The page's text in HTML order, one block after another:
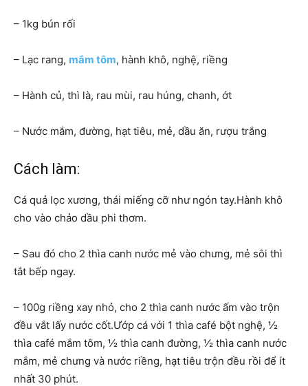
– 1kg bún rối
– Lạc rang, mắm tôm, hành khô, nghệ, riềng
– Hành củ, thì là, rau mùi, rau húng, chanh, ớt
– Nước mắm, đường, hạt tiêu, mẻ, dầu ăn, rượu trắng
Cách làm:
Cá quả lọc xương, thái miếng cỡ như ngón tay.Hành khô
cho vào chảo dầu phi thơm.
– Sau đó cho 2 thìa canh nước mẻ vào chưng, mẻ sôi thì
tắt bếp ngay.
– 100g riềng xay nhỏ, cho 2 thìa canh nước ấm vào trộn
đều vắt lấy nước cốt.Ướp cá với 1 thìa café bột nghệ, ½
thìa café mắm tôm, ½ thìa canh đường, ½ thìa canh nước
mắm, mẻ chưng và nước riềng, hạt tiêu trộn đều rồi để ít
nhất 30 phút.